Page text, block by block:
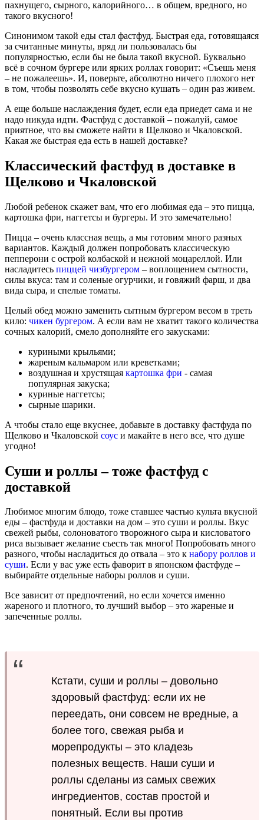
пахнущего, сырного, калорийного… в общем, вредного, но
такого вкусного!
Синонимом такой еды стал фастфуд. Быстрая еда, готовящаяся
за считанные минуты, вряд ли пользовалась бы
популярностью, если бы не была такой вкусной. Буквально
всё в сочном бургере или ярких роллах говорит: «Съешь меня
– не пожалеешь». И, поверьте, абсолютно ничего плохого нет
в том, чтобы позволять себе вкусно кушать – один раз живем.
А еще больше наслаждения будет, если еда приедет сама и не
надо никуда идти. Фастфуд с доставкой – пожалуй, самое
приятное, что вы сможете найти в Щелково и Чкаловской.
Какая же быстрая еда есть в нашей доставке?
Классический фастфуд в доставке в
Щелково и Чкаловской
Любой ребенок скажет вам, что его любимая еда – это пицца,
картошка фри, наггетсы и бургеры. И это замечательно!
Пицца – очень классная вещь, а мы готовим много разных
вариантов. Каждый должен попробовать классическую
пепперони с острой колбаской и нежной моцареллой. Или
насладитесь пиццей чизбургером – воплощением сытности,
силы вкуса: там и соленые огурчики, и говяжий фарш, и два
вида сыра, и спелые томаты.
Целый обед можно заменить сытным бургером весом в треть
кило: чикен бургером. А если вам не хватит такого количества
сочных калорий, смело дополняйте его закусками:
куриными крыльями;
жареным кальмаром или креветками;
воздушная и хрустящая картошка фри - самая
популярная закуска;
куриные наггетсы;
сырные шарики.
А чтобы стало еще вкуснее, добавьте в доставку фастфуда по
Щелково и Чкаловской соус и макайте в него все, что душе
угодно!
Суши и роллы – тоже фастфуд с
доставкой
Любимое многим блюдо, тоже ставшее частью культа вкусной
еды – фастфуда и доставки на дом – это суши и роллы. Вкус
свежей рыбы, солоноватого творожного сыра и кисловатого
риса вызывает желание съесть так много! Попробовать много
разного, чтобы насладиться до отвала – это к набору роллов и
суши. Если у вас уже есть фаворит в японском фастфуде –
выбирайте отдельные наборы роллов и суши.
Все зависит от предпочтений, но если хочется именно
жареного и плотного, то лучший выбор – это жареные и
запеченные роллы.
Кстати, суши и роллы – довольно
здоровый фастфуд: если их не
переедать, они совсем не вредные, а
более того, свежая рыба и
морепродукты – это кладезь
полезных веществ. Наши суши и
роллы сделаны из самых свежих
ингредиентов, состав простой и
понятный. Если вы против